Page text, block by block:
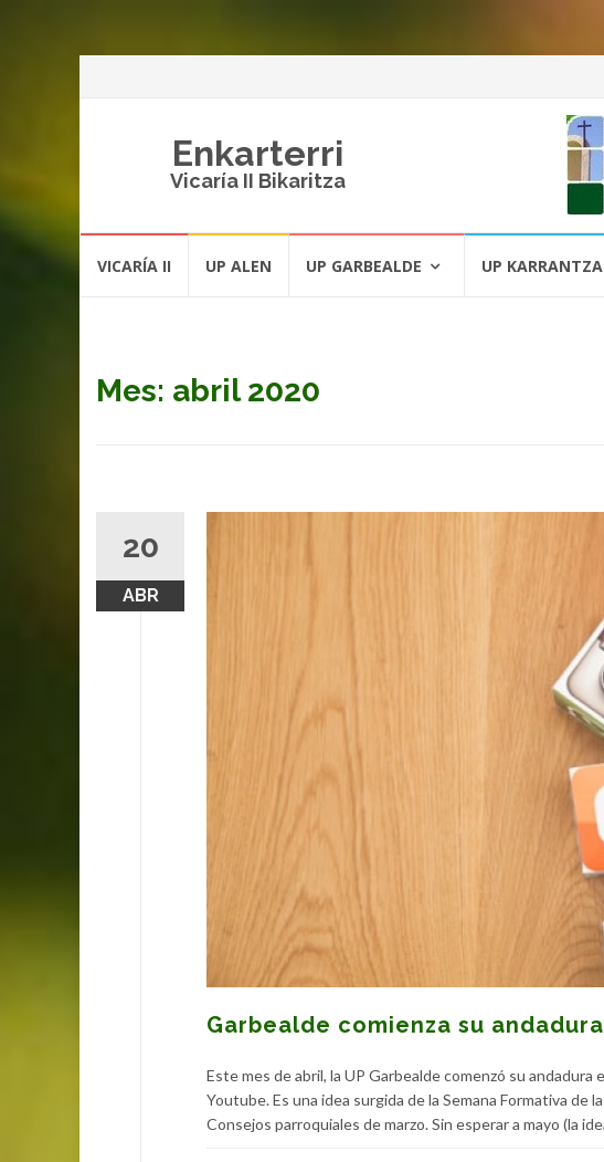
Enkarterri
Vicaría II Bikaritza
VICARÍA II UP ALEN UP GARBEALDE UP
Mes: abril 2020
20
ABR
Garbealde comienza su
Este mes de abril, la UP Garbealde comenzó su
Youtube. Es una idea surgida de la Semana Formativa de
Consejos parroquiales de marzo. Sin esperar a mayo (la